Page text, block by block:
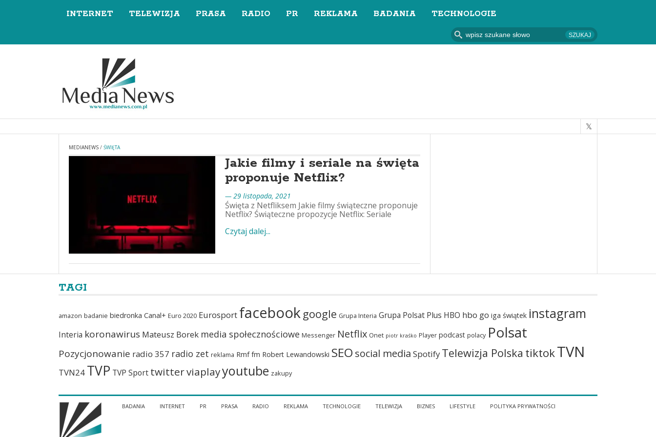
INTERNET TELEWIZJA PRASA RADIO PR REKLAMA BADANIA TECHNOLOGIE
MEDIANEWS / ŚWIĘTA
Jakie filmy i seriale na święta
proponuje Netflix?
— 29 listopada, 2021
Święta z Netfliksem Jakie filmy świąteczne proponuje
Netflix? Świąteczne propozycje Netflix: Seriale
Czytaj dalej...
TAGI
amazon badanie biedronka Canal+ Euro 2020 Eurosport facebook google Grupa Interia Grupa Polsat Plus HBO hbo go iga świątek instagram
Interia koronawirus Mateusz Borek media społecznościowe Messenger Netflix Onet piotr kraśko Player podcast polacy Polsat
Pozycjonowanie radio 357 radio zet reklama Rmf fm Robert Lewandowski SEO social media Spotify Telewizja Polska tiktokTVN
TVN24 TVP TVP Sport twitterviaplayyoutube zakupy
BADANIA INTERNET PR PRASA RADIO REKLAMA TECHNOLOGIE TELEWIZJA BIZNES LIFESTYLE POLITYKA PRYWATNOŚCI